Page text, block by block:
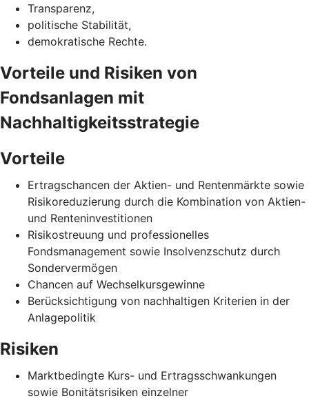
Transparenz,
politische Stabilität,
demokratische Rechte.
Vorteile und Risiken von
Fondsanlagen mit
Nachhaltigkeitsstrategie
Vorteile
Ertragschancen der Aktien- und Rentenmärkte sowie
Risikoreduzierung durch die Kombination von Aktien-
und Renteninvestitionen
Risikostreuung und professionelles
Fondsmanagement sowie Insolvenzschutz durch
Sondervermögen
Chancen auf Wechselkursgewinne
Berücksichtigung von nachhaltigen Kriterien in der
Anlagepolitik
Risiken
Marktbedingte Kurs- und Ertragsschwankungen
sowie Bonitätsrisiken einzelner